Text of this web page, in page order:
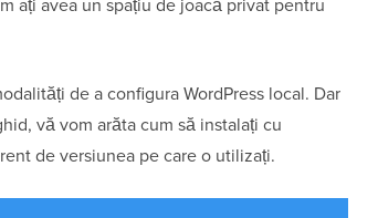
ați avea un spațiu de joacă privat pentru
de a configura WordPress local. Dar
vă vom arăta cum să instalați cu
de versiunea pe care o utilizați.